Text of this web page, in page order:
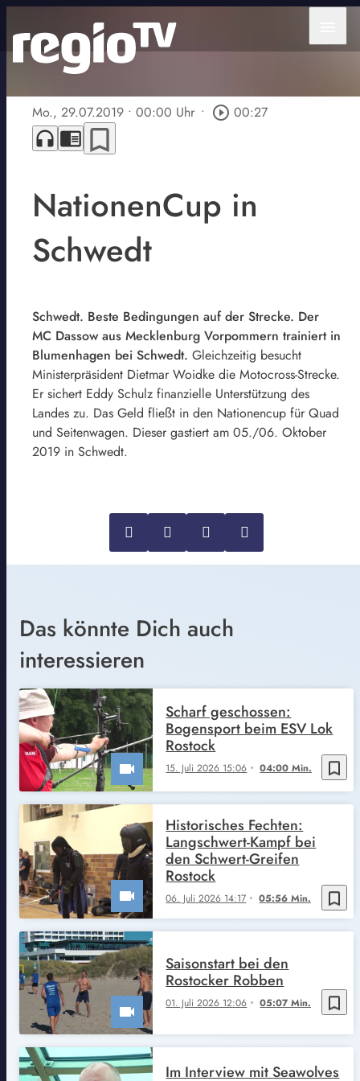
Mo., 29.07.2019 • 00:00 Uhr • play_circle_outline 00:27
headphones chrome_reader_mode bookmark_border
NationenCup in
Schwedt
Schwedt. Beste Bedingungen auf der Strecke. Der
MC Dassow aus Mecklenburg Vorpommern trainiert in
Blumenhagen bei Schwedt. Gleichzeitig besucht
Ministerpräsident Dietmar Woidke die Motocross-Strecke.
Er sichert Eddy Schulz finanzielle Unterstützung des
Landes zu. Das Geld fließt in den Nationencup für Quad
und Seitenwagen. Dieser gastiert am 05./06. Oktober
2019 in Schwedt.
Das könnte Dich auch
interessieren
bookmark_border
15. Juli 2026 15:06 04:00 Min.
Scharf geschossen:
Bogensport beim ESV Lok
Rostock
bookmark_border
06. Juli 2026 14:17 05:56 Min.
Historisches Fechten:
Langschwert-Kampf bei
den Schwert-Greifen
Rostock
bookmark_border
01. Juli 2026 12:06 05:07 Min.
Saisonstart bei den
Rostocker Robben
Im Interview mit Seawolves